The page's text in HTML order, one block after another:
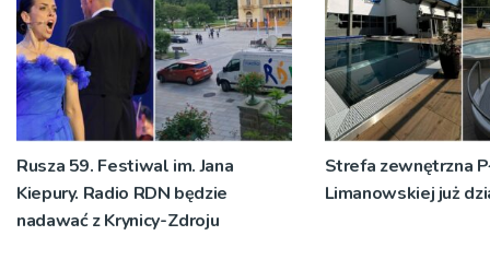
Rusza 59. Festiwal im. Jana
Kiepury. Radio RDN będzie
nadawać z Krynicy-Zdroju
Strefa zewnętrzna
Limanowskiej już